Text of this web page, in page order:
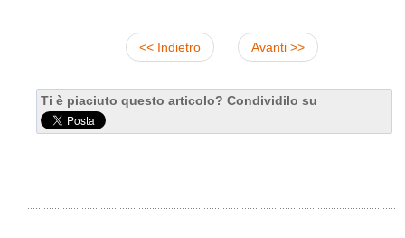
<< Indietro Avanti >>
Ti è piaciuto questo articolo? Condividilo su